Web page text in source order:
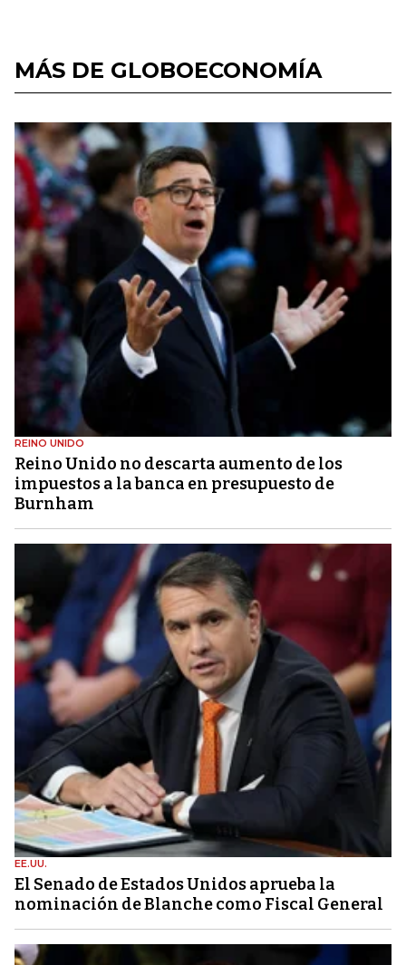
MÁS DE GLOBOECONOMÍA
REINO UNIDO
Reino Unido no descarta aumento de los
impuestos a la banca en presupuesto de
Burnham
EE.UU.
El Senado de Estados Unidos aprueba la
nominación de Blanche como Fiscal General